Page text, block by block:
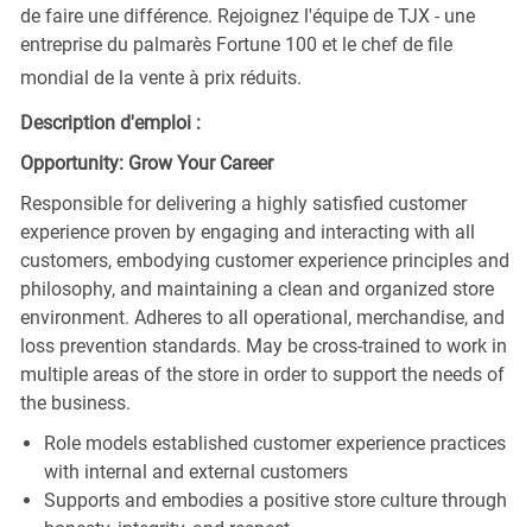
de faire une différence. Rejoignez l'équipe de TJX - une
entreprise du palmarès Fortune 100 et le chef de file
mondial de la vente à prix réduits.
Description d'emploi :
Opportunity: Grow Your Career
Responsible for delivering a highly satisfied customer
experience proven by engaging and interacting with all
customers, embodying customer experience principles and
philosophy, and maintaining a clean and organized store
environment. Adheres to all operational, merchandise, and
loss prevention standards. May be cross-trained to work in
multiple areas of the store in order to support the needs of
the business.
Role models established customer experience practices
with internal and external customers
Supports and embodies a positive store culture through